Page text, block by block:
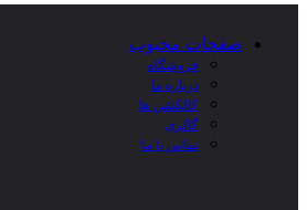
صفحات محبوب
فروشگاه
درباره ما
کالکشن ها
گالری
تماس با ما